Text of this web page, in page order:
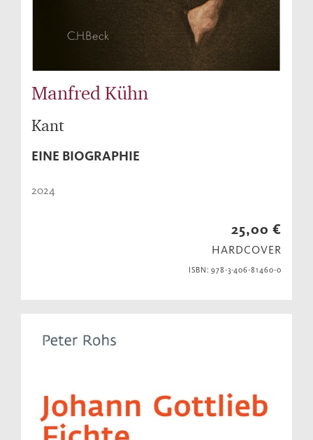
Manfred Kühn
Kant
EINE BIOGRAPHIE
2024
25,00 €
HARDCOVER
ISBN: 978-3-406-81460-0